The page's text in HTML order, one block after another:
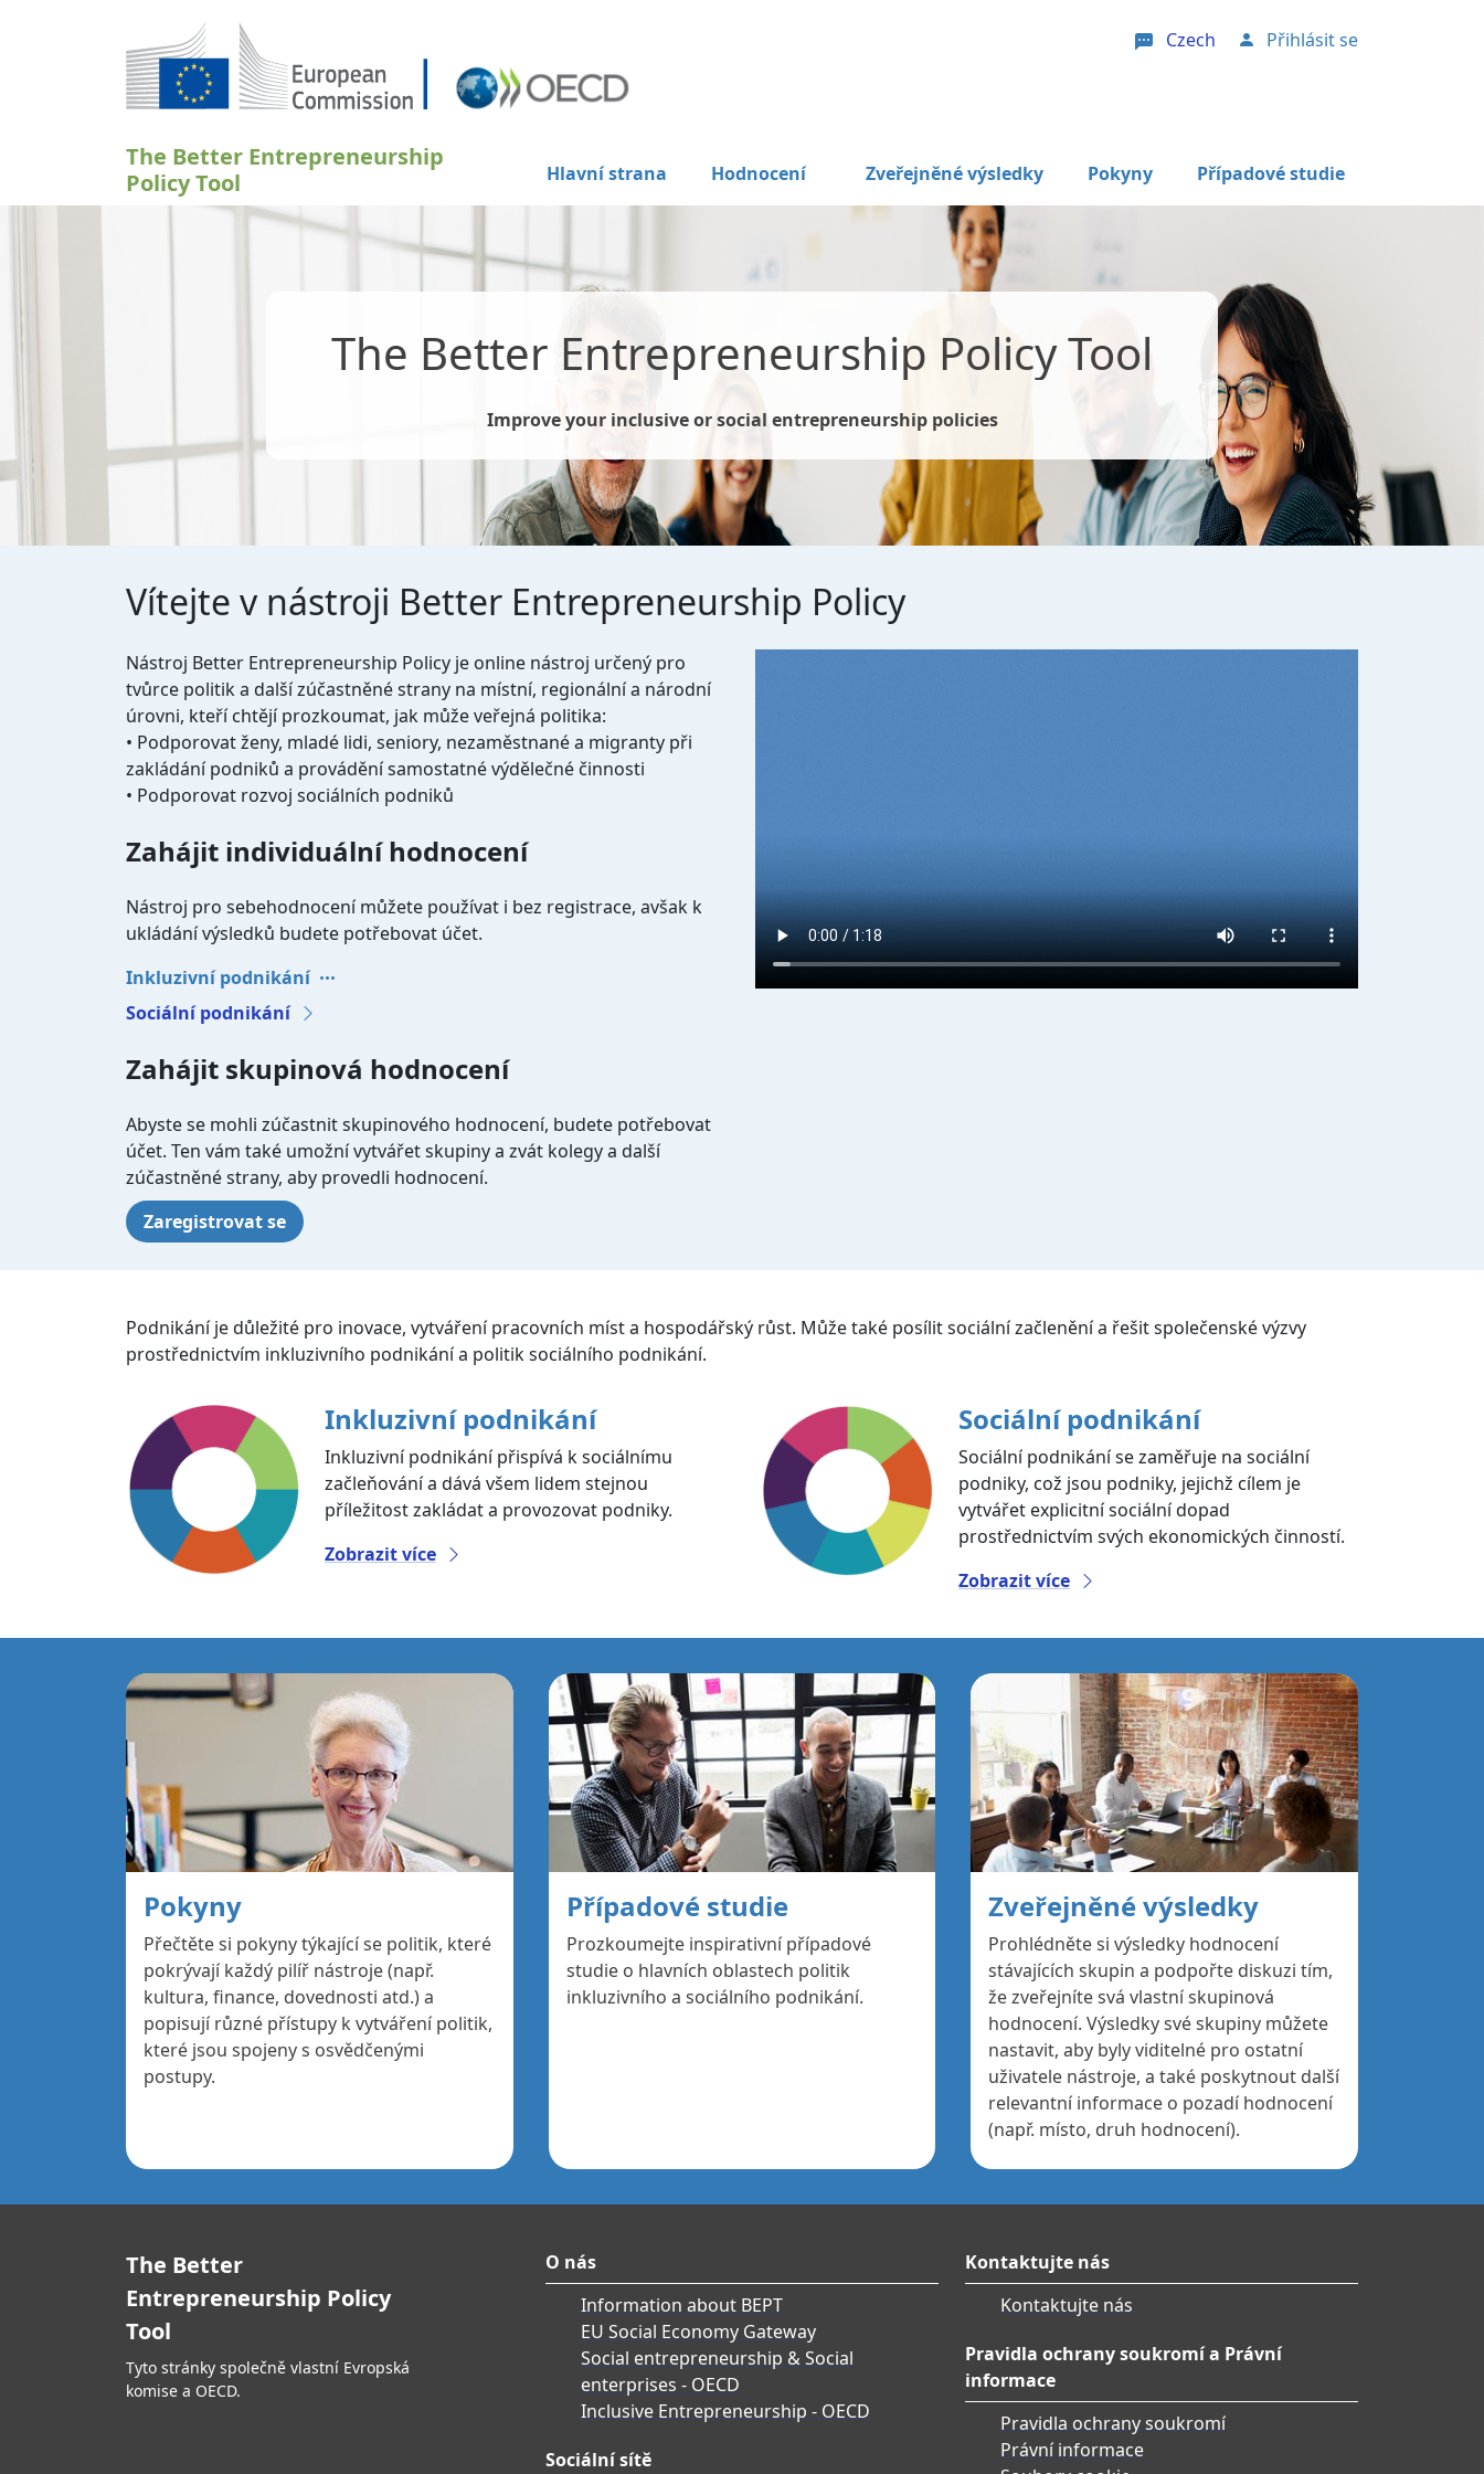
Přejít k hlavnímu obsahu Czech User account menu
Přihlásit se
The Better Entrepreneurship
Policy Tool
Hlavní strana Hodnocení Zveřejněné výsledky Pokyny Případové studie
The Better Entrepreneurship Policy Tool
Improve your inclusive or social entrepreneurship policies
Vítejte v nástroji Better Entrepreneurship Policy
Nástroj Better Entrepreneurship Policy je online nástroj určený pro
tvůrce politik a další zúčastněné strany na místní, regionální a národní
úrovni, kteří chtějí prozkoumat, jak může veřejná politika:
• Podporovat ženy, mladé lidi, seniory, nezaměstnané a migranty při
zakládání podniků a provádění samostatné výdělečné činnosti
• Podporovat rozvoj sociálních podniků
Zahájit individuální hodnocení
Nástroj pro sebehodnocení můžete používat i bez registrace, avšak k
ukládání výsledků budete potřebovat účet.
Inkluzivní podnikání
Sociální podnikání
Zahájit skupinová hodnocení
Abyste se mohli zúčastnit skupinového hodnocení, budete potřebovat
účet. Ten vám také umožní vytvářet skupiny a zvát kolegy a další
zúčastněné strany, aby provedli hodnocení.
Zaregistrovat se
Podnikání je důležité pro inovace, vytváření pracovních míst a hospodářský růst. Může také posílit sociální začlenění a řešit společenské výzvy
prostřednictvím inkluzivního podnikání a politik sociálního podnikání.
Inkluzivní podnikání
Inkluzivní podnikání přispívá k sociálnímu
začleňování a dává všem lidem stejnou
příležitost zakládat a provozovat podniky.
Zobrazit více
Sociální podnikání
Sociální podnikání se zaměřuje na sociální
podniky, což jsou podniky, jejichž cílem je
vytvářet explicitní sociální dopad
prostřednictvím svých ekonomických činností.
Zobrazit více
Pokyny
Přečtěte si pokyny týkající se politik, které
pokrývají každý pilíř nástroje (např.
kultura, finance, dovednosti atd.) a
popisují různé přístupy k vytváření politik,
které jsou spojeny s osvědčenými
postupy.
Případové studie
Prozkoumejte inspirativní případové
studie o hlavních oblastech politik
inkluzivního a sociálního podnikání.
Zveřejněné výsledky
Prohlédněte si výsledky hodnocení
stávajících skupin a podpořte diskuzi tím,
že zveřejníte svá vlastní skupinová
hodnocení. Výsledky své skupiny můžete
nastavit, aby byly viditelné pro ostatní
uživatele nástroje, a také poskytnout další
relevantní informace o pozadí hodnocení
(např. místo, druh hodnocení).
The Better
Entrepreneurship Policy
Tool
Tyto stránky společně vlastní Evropská
komise a OECD.
O nás
Information about BEPT
EU Social Economy Gateway
Social entrepreneurship & Social
enterprises - OECD
Inclusive Entrepreneurship - OECD
Sociální sítě
Kontaktujte nás
Kontaktujte nás
Pravidla ochrany soukromí a Právní
informace
Pravidla ochrany soukromí
Právní informace